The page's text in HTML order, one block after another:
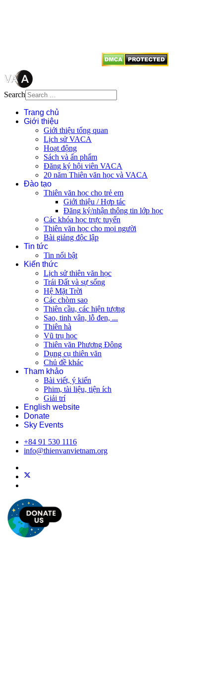
Search
Trang chủ
Giới thiệu
Giới thiệu tổng quan
Lịch sử VACA
Hoạt động
Sách và ấn phẩm
Đăng ký hội viên VACA
20 năm Thiên văn học và VACA
Đào tạo
Thiên văn học cho trẻ em
Giới thiệu / Hợp tác
Đăng ký/nhận thông tin lớp học
Các khóa học trực tuyến
Thiên văn học cho mọi người
Bài giảng độc lập
Tin tức
Tin nổi bật
Kiến thức
Lịch sử thiên văn học
Trái Đất và sự sống
Hệ Mặt Trời
Các chòm sao
Thiên cầu, các hiện tượng
Sao, tinh vân, lỗ đen, ...
Thiên hà
Vũ trụ học
Thiên văn Phương Đông
Dụng cụ thiên văn
Chủ đề khác
Tham khảo
Bài viết, ý kiến
Phim, tài liệu, tiện ích
Giải trí
English website
Donate
Sky Events
+84 91 530 1116
info@thienvanvietnam.org